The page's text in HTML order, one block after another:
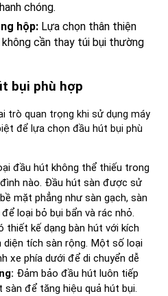
chóng.
hộp: Lựa chọn thân thiện
cần thay túi bụi thường
bụi phù hợp
trò quan trọng khi sử dụng máy
để lựa chọn đầu hút bụi phù
đầu hút không thể thiếu trong
nào. Đầu hút sàn được sử
mặt phẳng như sàn gạch, sàn
loại bỏ bụi bẩn và rác nhỏ.
thiết kế dạng bàn hút với kích
tích sàn rộng. Một số loại
xe phía dưới để di chuyển dễ
Đảm bảo đầu hút luôn tiếp
để tăng hiệu quả hút bụi.